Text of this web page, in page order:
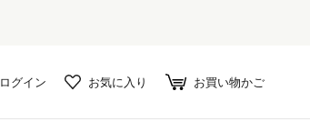
ログイン お気に入り お買い物かご